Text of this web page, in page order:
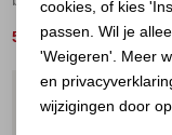
50,00 99,95
cookies, of kies
passen. Wil je
'Weigeren'. Meer
en
wijzigingen door